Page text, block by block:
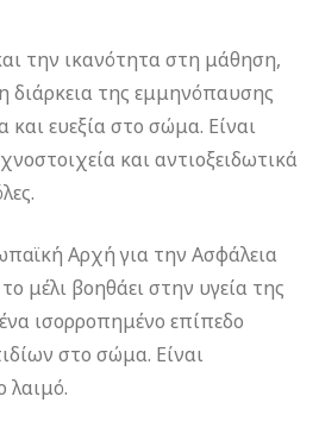
την ικανότητα στη μάθηση,
διάρκεια της εμμηνόπαυσης
και ευεξία στο σώμα. Είναι
και αντιοξειδωτικά
Αρχή για την Ασφάλεια
μέλι βοηθάει στην υγεία της
ισορροπημένο επίπεδο
στο σώμα. Είναι
λαιμό.